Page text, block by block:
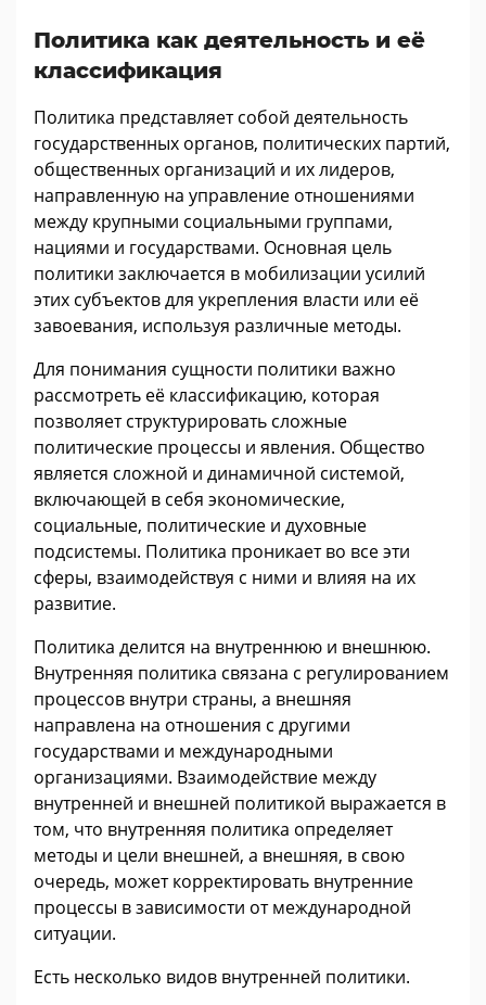
Политика как деятельность и её
классификация
Политика представляет собой деятельность
государственных органов, политических партий,
общественных организаций и их лидеров,
направленную на управление отношениями
между крупными социальными группами,
нациями и государствами. Основная цель
политики заключается в мобилизации усилий
этих субъектов для укрепления власти или её
завоевания, используя различные методы.
Для понимания сущности политики важно
рассмотреть её классификацию, которая
позволяет структурировать сложные
политические процессы и явления. Общество
является сложной и динамичной системой,
включающей в себя экономические,
социальные, политические и духовные
подсистемы. Политика проникает во все эти
сферы, взаимодействуя с ними и влияя на их
развитие.
Политика делится на внутреннюю и внешнюю.
Внутренняя политика связана с регулированием
процессов внутри страны, а внешняя
направлена на отношения с другими
государствами и международными
организациями. Взаимодействие между
внутренней и внешней политикой выражается в
том, что внутренняя политика определяет
методы и цели внешней, а внешняя, в свою
очередь, может корректировать внутренние
процессы в зависимости от международной
ситуации.
Есть несколько видов внутренней политики.